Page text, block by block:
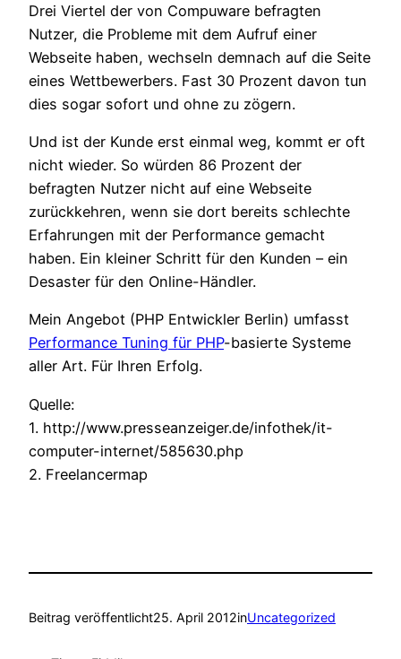
Drei Viertel der von Compuware befragten
Nutzer, die Probleme mit dem Aufruf einer
Webseite haben, wechseln demnach auf die Seite
eines Wettbewerbers. Fast 30 Prozent davon tun
dies sogar sofort und ohne zu zögern.
Und ist der Kunde erst einmal weg, kommt er oft
nicht wieder. So würden 86 Prozent der
befragten Nutzer nicht auf eine Webseite
zurückkehren, wenn sie dort bereits schlechte
Erfahrungen mit der Performance gemacht
haben. Ein kleiner Schritt für den Kunden – ein
Desaster für den Online-Händler.
Mein Angebot (PHP Entwickler Berlin) umfasst
Performance Tuning für PHP-basierte Systeme
aller Art. Für Ihren Erfolg.
Quelle:
1. http://www.presseanzeiger.de/infothek/it-
computer-internet/585630.php
2. Freelancermap
Beitrag veröffentlicht25. April 2012inUncategorized